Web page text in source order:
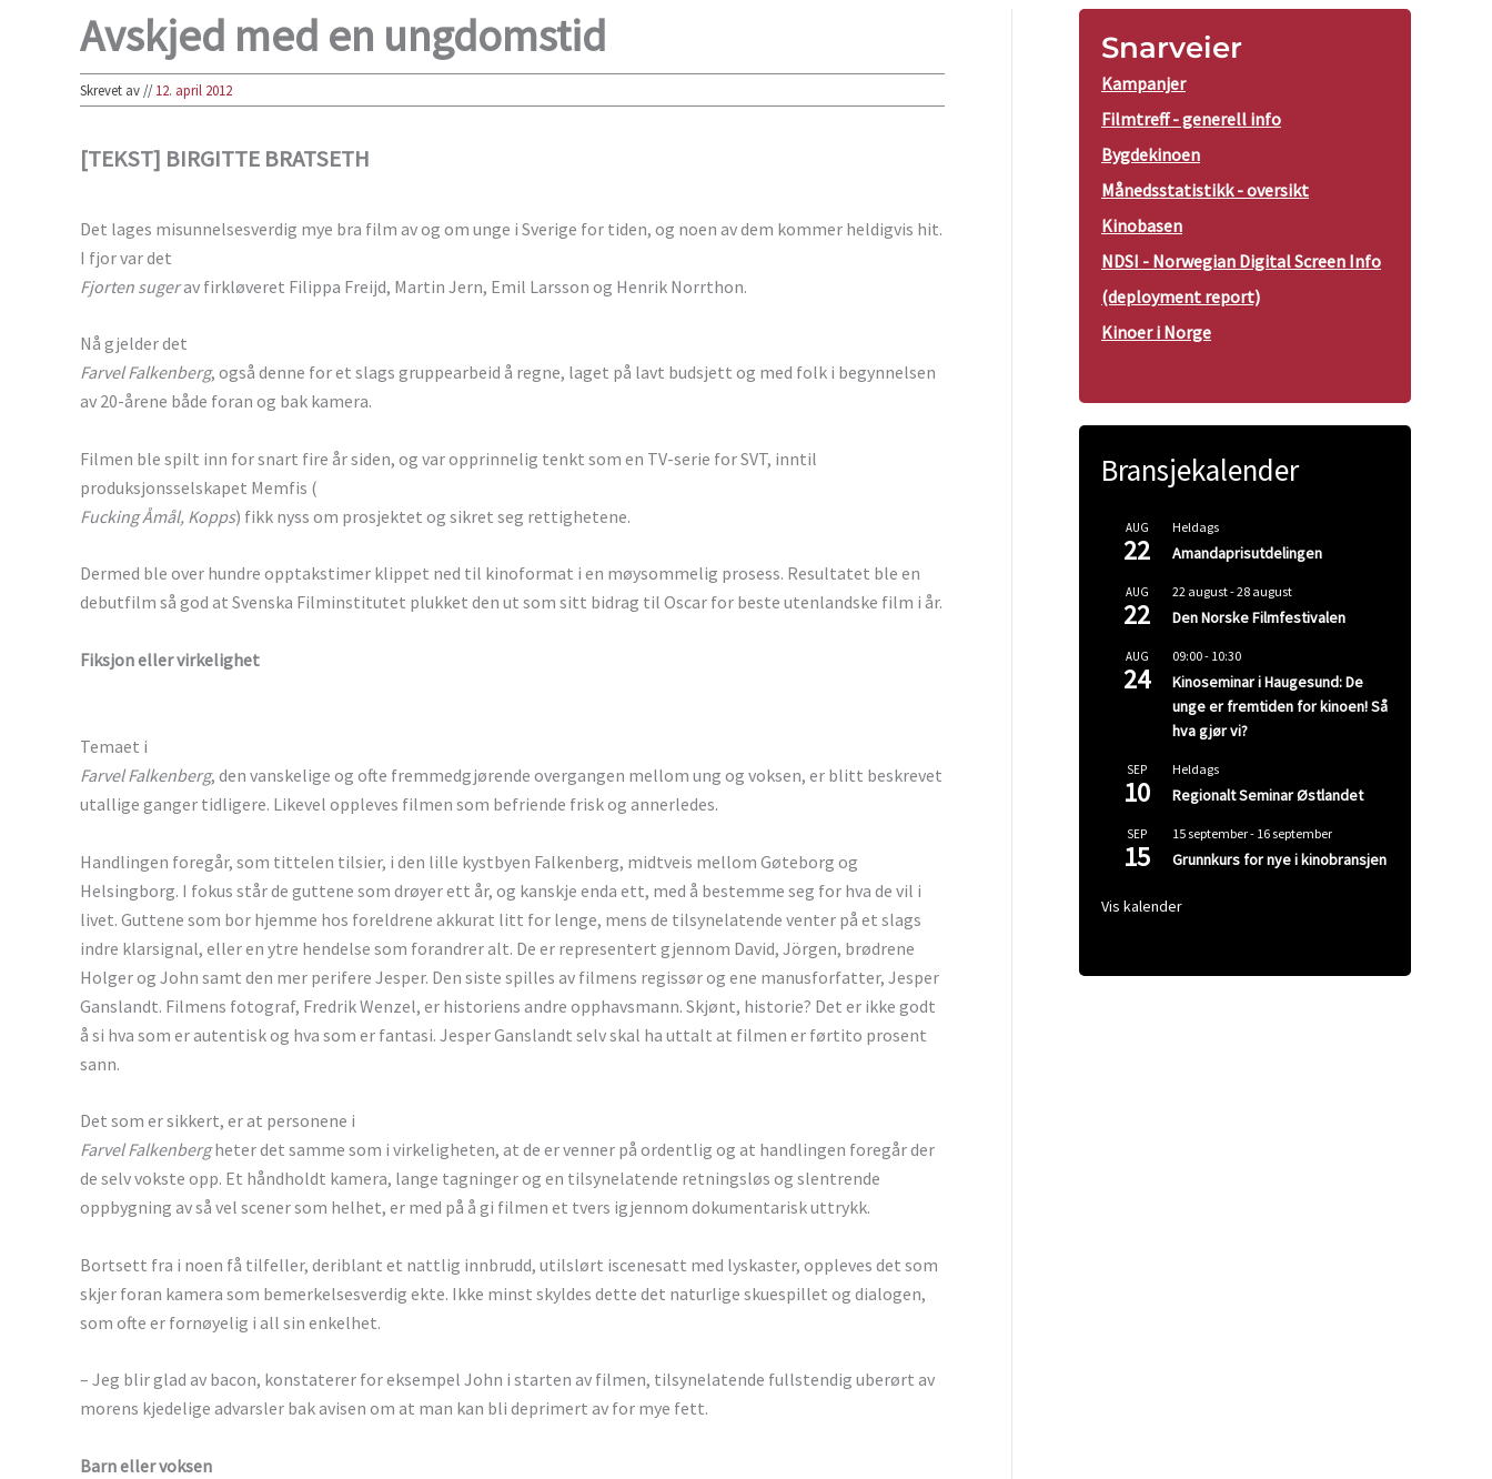
Avskjed med en ungdomstid
Skrevet av//12. april 2012
[TEKST] BIRGITTE BRATSETH
Det lages misunnelsesverdig mye bra film av og om unge i Sverige for tiden, og noen av dem kommer heldigvis hit.
I fjor var det
Fjorten sugerav firkløveret Filippa Freijd, Martin Jern, Emil Larsson og Henrik Norrthon.
Nå gjelder det
Farvel Falkenberg, også denne for et slags gruppearbeid å regne, laget på lavt budsjett og med folk i begynnelsen
av 20-årene både foran og bak kamera.
Filmen ble spilt inn for snart fire år siden, og var opprinnelig tenkt som en TV-serie for SVT, inntil
produksjonsselskapet Memfis (
Fucking Åmål, Kopps) fikk nyss om prosjektet og sikret seg rettighetene.
Dermed ble over hundre opptakstimer klippet ned til kinoformat i en møysommelig prosess. Resultatet ble en
debutfilm så god at Svenska Filminstitutet plukket den ut som sitt bidrag til Oscar for beste utenlandske film i år.
Fiksjon eller virkelighet
Temaet i
Farvel Falkenberg, den vanskelige og ofte fremmedgjørende overgangen mellom ung og voksen, er blitt beskrevet
utallige ganger tidligere. Likevel oppleves filmen som befriende frisk og annerledes.
Handlingen foregår, som tittelen tilsier, i den lille kystbyen Falkenberg, midtveis mellom Gøteborg og
Helsingborg. I fokus står de guttene som drøyer ett år, og kanskje enda ett, med å bestemme seg for hva de vil i
livet. Guttene som bor hjemme hos foreldrene akkurat litt for lenge, mens de tilsynelatende venter på et slags
indre klarsignal, eller en ytre hendelse som forandrer alt. De er representert gjennom David, Jörgen, brødrene
Holger og John samt den mer perifere Jesper. Den siste spilles av filmens regissør og ene manusforfatter, Jesper
Ganslandt. Filmens fotograf, Fredrik Wenzel, er historiens andre opphavsmann. Skjønt, historie? Det er ikke godt
å si hva som er autentisk og hva som er fantasi. Jesper Ganslandt selv skal ha uttalt at filmen er førtito prosent
sann.
Det som er sikkert, er at personene i
Farvel Falkenbergheter det samme som i virkeligheten, at de er venner på ordentlig og at handlingen foregår der
de selv vokste opp. Et håndholdt kamera, lange tagninger og en tilsynelatende retningsløs og slentrende
oppbygning av så vel scener som helhet, er med på å gi filmen et tvers igjennom dokumentarisk uttrykk.
Bortsett fra i noen få tilfeller, deriblant et nattlig innbrudd, utilslørt iscenesatt med lyskaster, oppleves det som
skjer foran kamera som bemerkelsesverdig ekte. Ikke minst skyldes dette det naturlige skuespillet og dialogen,
som ofte er fornøyelig i all sin enkelhet.
– Jeg blir glad av bacon, konstaterer for eksempel John i starten av filmen, tilsynelatende fullstendig uberørt av
morens kjedelige advarsler bak avisen om at man kan bli deprimert av for mye fett.
Barn eller voksen
Snarveier
Kampanjer
Filmtreff - generell info
Bygdekinoen
Månedsstatistikk - oversikt
Kinobasen
NDSI - Norwegian Digital Screen Info
(deployment report)
Kinoer i Norge
Bransjekalender
AUG
22
Heldags
Amandaprisutdelingen
AUG
22
22 august-28 august
Den Norske Filmfestivalen
AUG
24
09:00- 10:30
Kinoseminar i Haugesund: De
unge er fremtiden for kinoen! Så
hva gjør vi?
SEP
10
Heldags
Regionalt Seminar Østlandet
SEP
15
15 september- 16 september
Grunnkurs for nye i kinobransjen
Vis kalender